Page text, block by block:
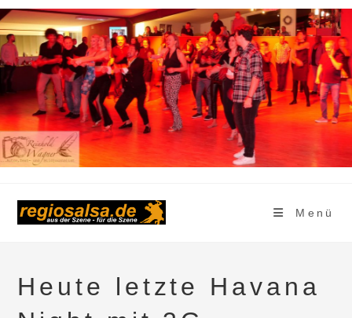
Zum
Inhalt
springen
Menü
Heute letzte Havana